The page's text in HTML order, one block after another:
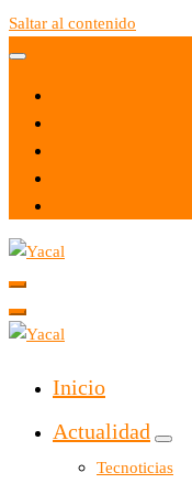
Saltar al contenido
Yacal micro hosting
Inicio
Actualidad
Tecnoticias